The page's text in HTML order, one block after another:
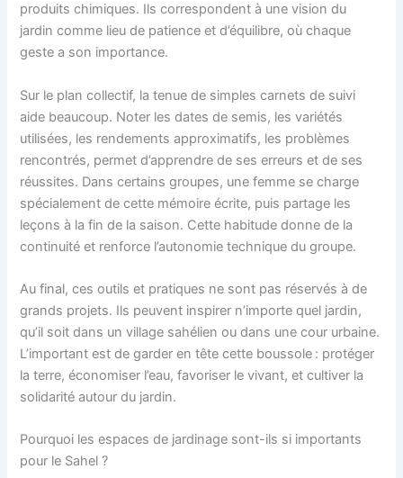
produits chimiques. Ils correspondent à une vision du
jardin comme lieu de patience et d’équilibre, où chaque
geste a son importance.
Sur le plan collectif, la tenue de simples carnets de suivi
aide beaucoup. Noter les dates de semis, les variétés
utilisées, les rendements approximatifs, les problèmes
rencontrés, permet d’apprendre de ses erreurs et de ses
réussites. Dans certains groupes, une femme se charge
spécialement de cette mémoire écrite, puis partage les
leçons à la fin de la saison. Cette habitude donne de la
continuité et renforce l’autonomie technique du groupe.
Au final, ces outils et pratiques ne sont pas réservés à de
grands projets. Ils peuvent inspirer n’importe quel jardin,
qu’il soit dans un village sahélien ou dans une cour urbaine.
L’important est de garder en tête cette boussole : protéger
la terre, économiser l’eau, favoriser le vivant, et cultiver la
solidarité autour du jardin.
Pourquoi les espaces de jardinage sont-ils si importants
pour le Sahel ?